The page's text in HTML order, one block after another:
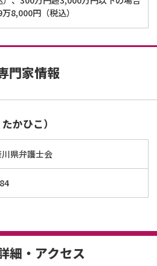
8,000円（税込）
門家情報
かひこ）
県弁護士会
細・アクセス